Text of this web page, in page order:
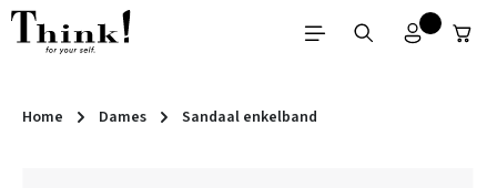
Ga naar de hoofdinhoud
Home Dames Sandaal enkelband